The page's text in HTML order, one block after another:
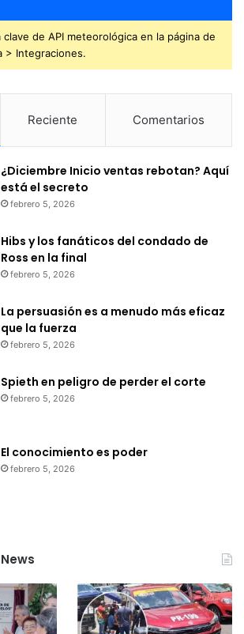
de API meteorológica en la página de
> Integraciones.
Reciente Comentarios
¿Diciembre Inicio ventas rebotan? Aquí
está el secreto
febrero 5, 2026
Hibs y los fanáticos del condado de
Ross en la final
febrero 5, 2026
La persuasión es a menudo más eficaz
que la fuerza
febrero 5, 2026
Spieth en peligro de perder el corte
febrero 5, 2026
El conocimiento es poder
febrero 5, 2026